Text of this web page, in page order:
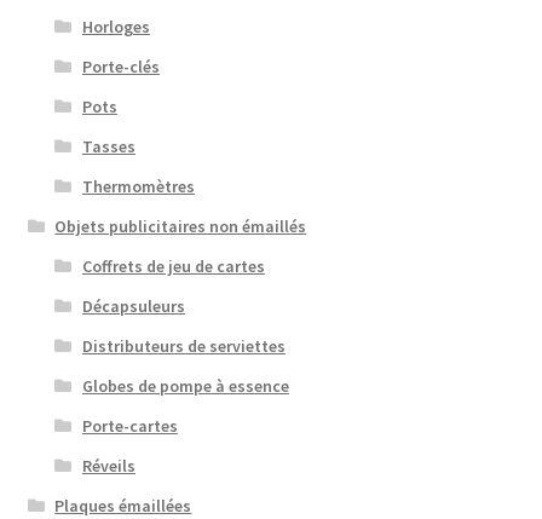
Horloges
Porte-clés
Pots
Tasses
Thermomètres
Objets publicitaires non émaillés
Coffrets de jeu de cartes
Décapsuleurs
Distributeurs de serviettes
Globes de pompe à essence
Porte-cartes
Réveils
Plaques émaillées